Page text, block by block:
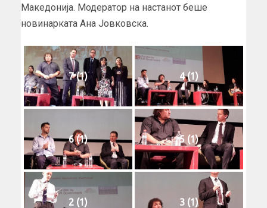
Македонија. Модератор на настанот беше
новинарката Ана Јовковска.
7 (1) 4 (1)
6 (1) 5 (1)
2 (1) 3 (1)